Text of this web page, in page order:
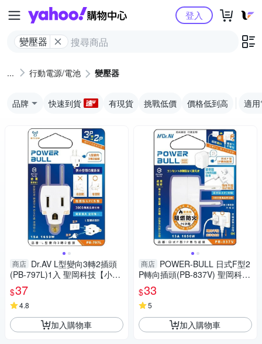
Yahoo購物中心
變壓器
登入
行動電源/電池 變壓器
品牌 快速到貨 有現貨 挑戰低價 價格低到高 適
商店 Dr.AV L型變向3轉2插頭
(PB-797L)1入 聖岡科技【小三
美日】 DS016402
$37
4.8
加入購物車
商店 POWER-BULL 日式F型2
P轉向插頭(PB-837V) 聖岡科技
【小三美日】 DS016403
$33
5
加入購物車